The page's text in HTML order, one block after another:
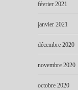
février 2021
janvier 2021
décembre 2020
novembre 2020
octobre 2020